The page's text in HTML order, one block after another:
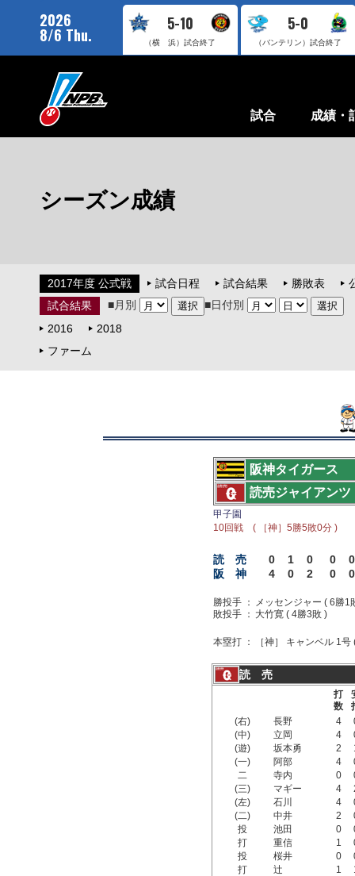
2026
8/6 Thu.
5-10
（横 浜）試合終了
5-0
（バンテリン）試合終了
試合 成績・
シーズン成績
2017年度 公式戦 試合日程 試合結果 勝敗表
試合結果
■月別
■日付別
2016
2018
ファーム
阪神タイガース
読売ジャイアンツ
甲子園
10回戦 ( ［神］5勝5敗0分 )
読 売 0 1 0 0
0
阪 神
4 0 2 0 0
勝投手 ：
メッセンジャー ( 6勝1
敗投手 ： 大竹寛 ( 4勝3敗 )
本塁打 ： ［神］ キャンベル 1
読 売
打
数
(右)
長野 4
(中)
立岡 4
(遊)
坂本勇 2
(一)
阿部 4
二
寺内 0
(三)
マギー 4
(左)
石川 4
(二)
中井 2
投
池田 0
打
重信 1
投
桜井 0
打
辻 1